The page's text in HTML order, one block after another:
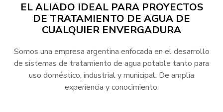
EL ALIADO IDEAL PARA PROYECTOS
DE TRATAMIENTO DE AGUA DE
CUALQUIER ENVERGADURA
Somos una empresa argentina enfocada en el desarrollo
de sistemas de tratamiento de agua potable tanto para
uso doméstico, industrial y municipal. De amplia
experiencia y conocimiento.